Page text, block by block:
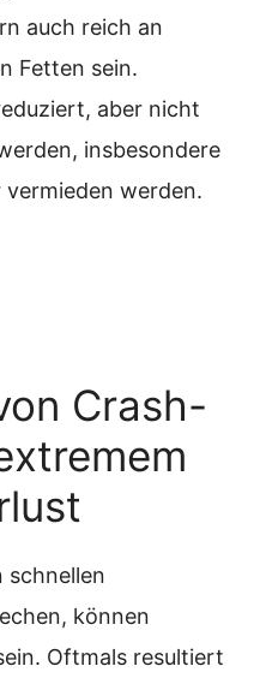
auch reich an
Fetten sein.
aber nicht
insbesondere
werden.
Crash-
schnellen
können
Oftmals resultiert